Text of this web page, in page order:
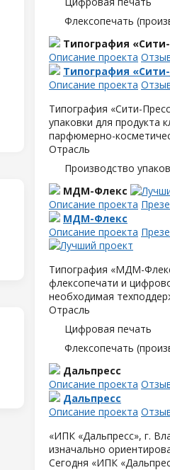
Флексопечать
Типография
Описание проекта
Типография
Описание проекта
Типография «Сити-
упаковки для продукта
парфюмерно-
Отрасль
Производство
МДМ-Флекс
Описание проекта
МДМ-Флекс
Описание проекта
Типография «МДМ-
флексопечати и
необходимая
Отрасль
Цифровая печать
Флексопечать
Дальпресс
Описание проекта
Дальпресс
Описание проекта
«ИПК «Дальпресс», г.
изначально
Сегодня «ИПК